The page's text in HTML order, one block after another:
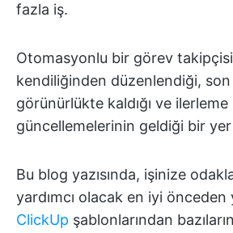
fazla iş.
Otomasyonlu bir görev
kendiliğinden düzenlendiği,
görünürlükte kaldığı ve ilerleme
güncellemelerinin geldiği bir
Bu blog yazısında, işinize
yardımcı olacak en iyi önceden
ClickUp şablonlarından